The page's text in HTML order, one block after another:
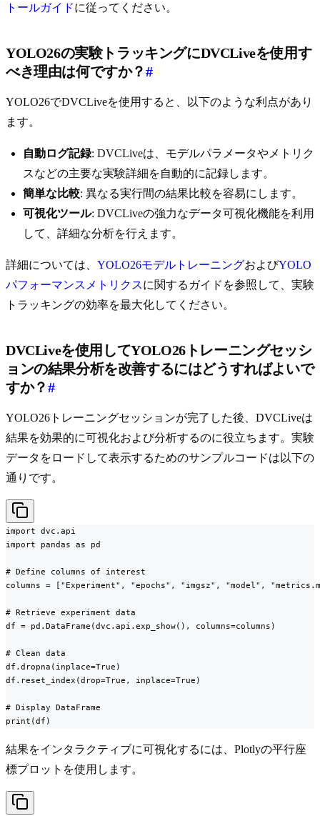
トールガイドに従ってください。
YOLO26の実験トラッキングにDVCLiveを使用す
べき理由は何ですか？#
YOLO26でDVCLiveを使用すると、以下のような利点があり
ます。
自動ログ記録: DVCLiveは、モデルパラメータやメトリク
スなどの主要な実験詳細を自動的に記録します。
簡単な比較: 異なる実行間の結果比較を容易にします。
可視化ツール: DVCLiveの強力なデータ可視化機能を利用
して、詳細な分析を行えます。
詳細については、 YOLO26モデルトレーニングおよびYOLO
パフォーマンスメトリクスに関するガイドを参照して、実験
トラッキングの効率を最大化してください。
DVCLiveを使用してYOLO26トレーニングセッシ
ョンの結果分析を改善するにはどうすればよいで
すか？#
YOLO26トレーニングセッションが完了した後、DVCLiveは
結果を効果的に可視化および分析するのに役立ちます。実験
データをロードして表示するためのサンプルコードは以下の
通りです。
import dvc.api
import pandas as pd
# Define columns of interest
columns = ["Experiment", "epochs", "imgsz", "model",
# Retrieve experiment data
df = pd.DataFrame(dvc.api.exp_show(), columns=columns)
# Clean data
df.dropna(inplace=True)
df.reset_index(drop=True, inplace=True)
# Display DataFrame
print(df)
結果をインタラクティブに可視化するには、Plotlyの平行座
標プロットを使用します。